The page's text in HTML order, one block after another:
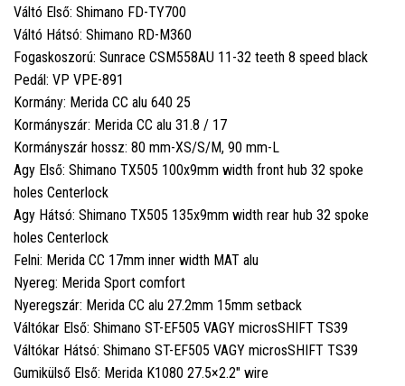
Váltó Első: Shimano FD-TY700
Váltó Hátsó: Shimano RD-M360
Fogaskoszorú: Sunrace CSM558AU 11-32 teeth 8 speed black
Pedál: VP VPE-891
Kormány: Merida CC alu 640 25
Kormányszár: Merida CC alu 31.8 / 17
Kormányszár hossz: 80 mm-XS/S/M, 90 mm-L
Agy Első: Shimano TX505 100x9mm width front hub 32 spoke
holes Centerlock
Agy Hátsó: Shimano TX505 135x9mm width rear hub 32 spoke
holes Centerlock
Felni: Merida CC 17mm inner width MAT alu
Nyereg: Merida Sport comfort
Nyeregszár: Merida CC alu 27.2mm 15mm setback
Váltókar Első: Shimano ST-EF505 VAGY microsSHIFT TS39
Váltókar Hátsó: Shimano ST-EF505 VAGY microsSHIFT TS39
Gumikülső Első: Merida K1080 27.5×2.2" wire